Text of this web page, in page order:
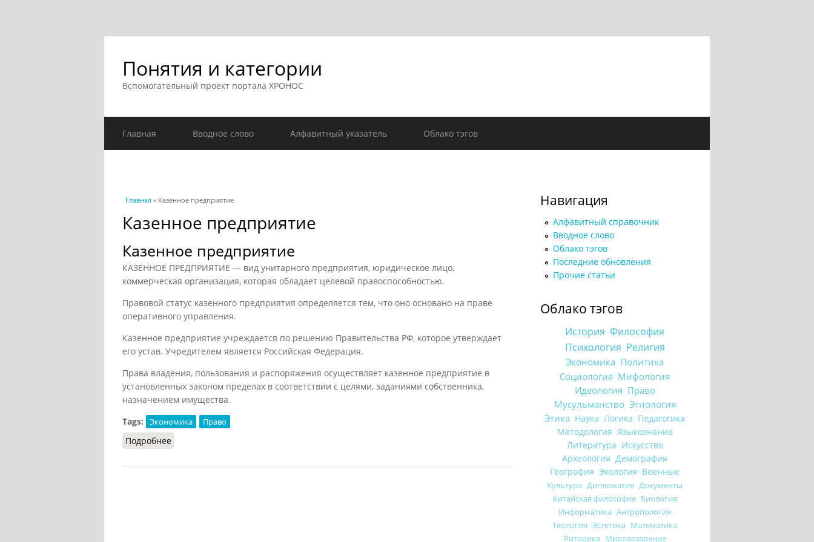
Понятия и категории
Вспомогательный проект портала ХРОНОС
Главная Вводное слово Алфавитный указатель Облако тэгов
Вы здесь
Главная » Казенное предприятие
Казенное предприятие
Казенное предприятие
КАЗЕННОЕ ПРЕДПРИЯТИЕ — вид унитарного предприятия, юридическое лицо,
коммерческая организация, которая обладает целевой правоспособностью.
Правовой статус казенного предприятия определяется тем, что оно основано на праве
оперативного управления.
Казенное предприятие учреждается по решению Правительства РФ, которое утверждает
его устав. Учредителем является Российская Федерация.
Права владения, пользования и распоряжения осуществляет казенное предприятие в
установленных законом пределах в соответствии с целями, заданиями собственника,
назначением имущества.
Tags:
Экономика Право
Подробнее
Навигация
Алфавитный справочник
Вводное слово
Облако тэгов
Последние обновления
Прочие статьи
Облако тэгов
История Философия
Психология Религия
Экономика Политика
Социология Мифология
Идеология Право
Мусульманство Этнология
Этика Наука Логика Педагогика
Методология Языкознание
Литература Искусство
Археология Демография
География Экология Военные
Культура Дипломатия Документы
Китайская философия Биология
Информатика Антропология
Теология Эстетика Математика
Риторика Мировоззрение